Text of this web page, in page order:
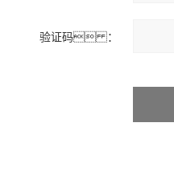
验证码 ：